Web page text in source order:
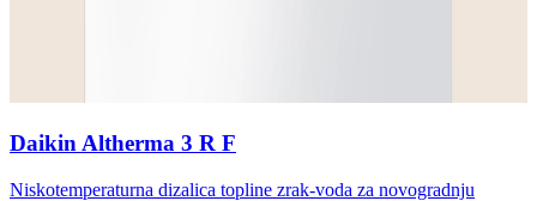
Daikin Altherma 3 R F
Niskotemperaturna dizalica topline zrak-voda za novogradnju